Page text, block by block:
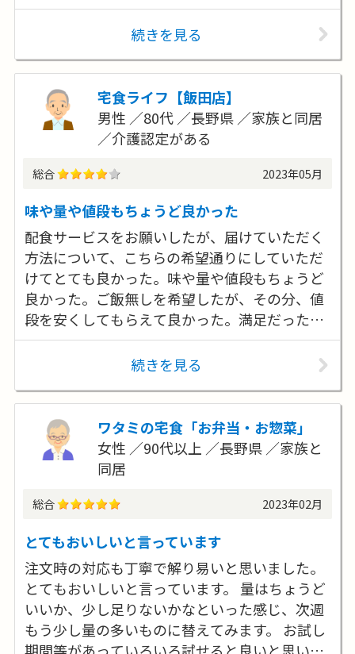
続きを見る
宅食ライフ【飯田店】
男性
80代 長野県
家族と同居
介護認定がある
総合 2023年05月
味や量や値段もちょうど良かった
配食サービスをお願いしたが、届けていただく
方法について、こちらの希望通りにしていただ
けてとても良かった。味や量や値段もちょうど
良かった。ご飯無しを希望したが、その分、値
段を安くしてもらえて良かった。満足だったの
で期間を延長して利用中。
続きを見る
ワタミの宅食「お弁当・お惣菜」
女性
90代以上 長野県
家族と
同居
総合 2023年02月
とてもおいしいと言っています
注文時の対応も丁寧で解り易いと思いました。
とてもおいしいと言っています。 量はちょうど
いいか、少し足りないかなといった感じ、次週
もう少し量の多いものに替えてみます。 お試し
期間等があっていろいろ試せると良いと思いま